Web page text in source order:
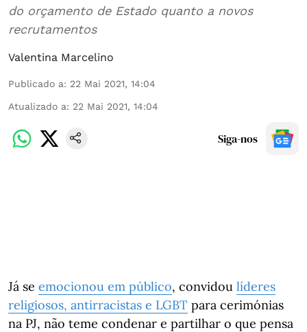
do orçamento de Estado quanto a novos
recrutamentos
Valentina Marcelino
Publicado a: 22 Mai 2021, 14:04
Atualizado a: 22 Mai 2021, 14:04
Siga-nos
Já se emocionou em público, convidou líderes
religiosos, antirracistas e LGBT para cerimónias
na PJ, não teme condenar e partilhar o que pensa